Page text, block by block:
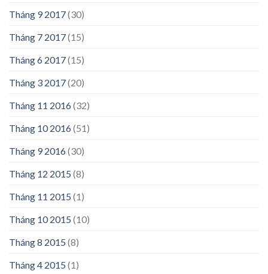
Tháng 9 2017(30)
Tháng 7 2017(15)
Tháng 6 2017(15)
Tháng 3 2017(20)
Tháng 11 2016(32)
Tháng 10 2016(51)
Tháng 9 2016(30)
Tháng 12 2015 (8)
Tháng 11 2015 (1)
Tháng 10 2015 (10)
Tháng 8 2015 (8)
Tháng 4 2015 (1)